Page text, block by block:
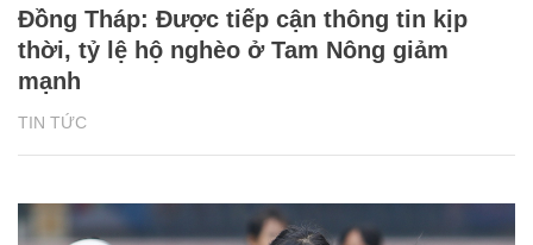
TIN TỨC
Đồng Tháp: Được tiếp cận thông tin kịp
thời, tỷ lệ hộ nghèo ở Tam Nông giảm
mạnh